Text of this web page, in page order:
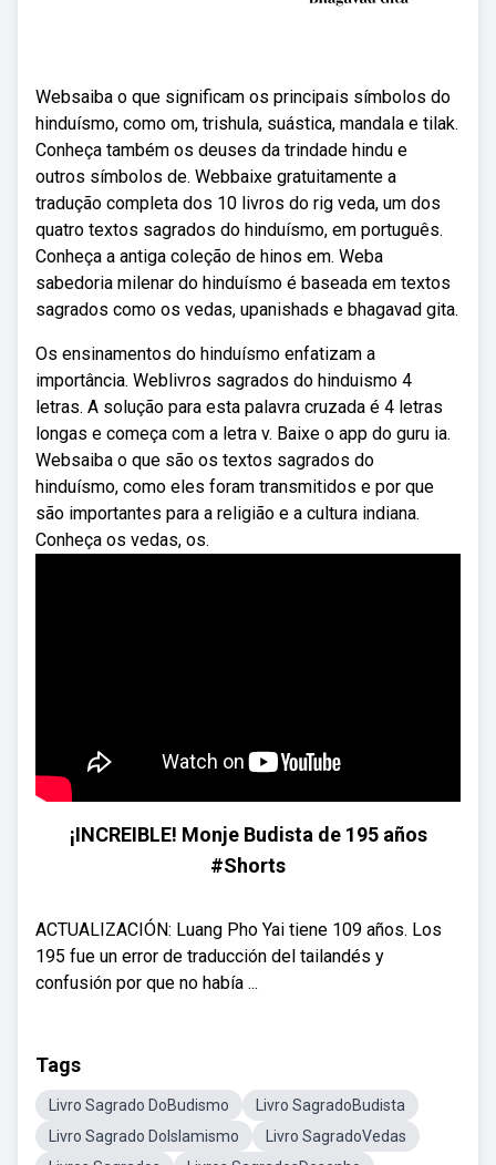
Websaiba o que significam os principais símbolos do
hinduísmo, como om, trishula, suástica, mandala e tilak.
Conheça também os deuses da trindade hindu e
outros símbolos de. Webbaixe gratuitamente a
tradução completa dos 10 livros do rig veda, um dos
quatro textos sagrados do hinduísmo, em português.
Conheça a antiga coleção de hinos em. Weba
sabedoria milenar do hinduísmo é baseada em textos
sagrados como os vedas, upanishads e bhagavad gita.
Os ensinamentos do hinduísmo enfatizam a
importância. Weblivros sagrados do hinduismo 4
letras. A solução para esta palavra cruzada é 4 letras
longas e começa com a letra v. Baixe o app do guru ia.
Websaiba o que são os textos sagrados do
hinduísmo, como eles foram transmitidos e por que
são importantes para a religião e a cultura indiana.
Conheça os vedas, os.
¡INCREIBLE! Monje Budista de 195 años
#Shorts
ACTUALIZACIÓN: Luang Pho Yai tiene 109 años. Los
195 fue un error de traducción del tailandés y
confusión por que no había ...
Tags
Livro Sagrado DoBudismo
Livro SagradoBudista
Livro Sagrado DoIslamismo
Livro SagradoVedas